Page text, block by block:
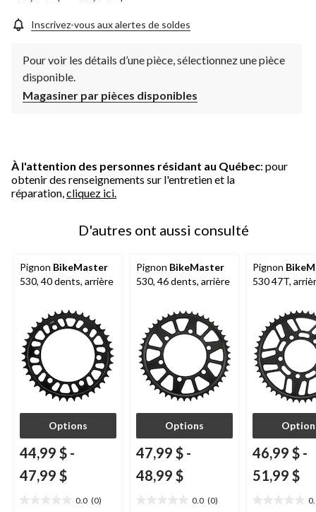
la
même
Inscrivez-vous aux alertes de soldes
Pour voir les détails d’une pièce, sélectionnez une pièce
disponible.
Magasiner par pièces disponibles
À l'attention des personnes résidant au Québec: pour
obtenir des renseignements sur l'entretien et la
réparation, cliquez ici.
D'autres ont aussi consulté
Pignon BikeMaster
530, 40 dents, arrière
Options
44,99 $ -
47,99 $
0.0 (0)
Pignon BikeMaster
530, 46 dents, arrière
Options
47,99 $ -
48,99 $
0.0 (0)
Pignon
530 47T,
46,99 $ -
51,99 $